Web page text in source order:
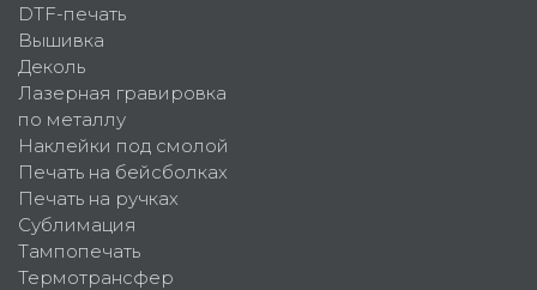
DTF-печать
Вышивка
Деколь
Лазерная гравировка
по металлу
Наклейки под смолой
Печать на бейсболках
Печать на ручках
Сублимация
Тампопечать
Термотрансфер